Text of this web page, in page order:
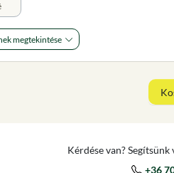
megtekintése
Kérdése van? Segítsünk
+36